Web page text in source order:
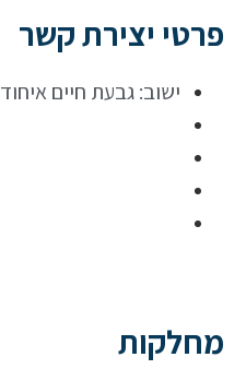
פרטי יצירת קשר
ישוב:גבעת חיים איחוד
מחלקות